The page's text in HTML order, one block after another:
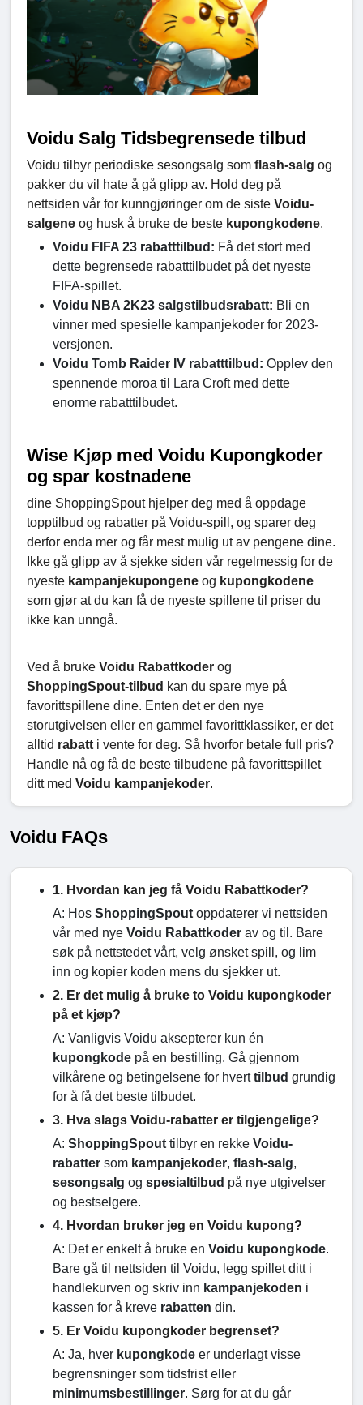
Voidu Salg Tidsbegrensede tilbud
Voidu tilbyr periodiske sesongsalg som flash-salg og
pakker du vil hate å gå glipp av. Hold deg på
nettsiden vår for kunngjøringer om de siste Voidu-
salgene og husk å bruke de beste kupongkodene.
Voidu FIFA 23 rabatttilbud: Få det stort med
dette begrensede rabatttilbudet på det nyeste
FIFA-spillet.
Voidu NBA 2K23 salgstilbudsrabatt: Bli en
vinner med spesielle kampanjekoder for 2023-
versjonen.
Voidu Tomb Raider IV rabatttilbud: Opplev den
spennende moroa til Lara Croft med dette
enorme rabatttilbudet.
Wise Kjøp med Voidu Kupongkoder
og spar kostnadene
dine ShoppingSpout hjelper deg med å oppdage
topptilbud og rabatter på Voidu-spill, og sparer deg
derfor enda mer og får mest mulig ut av pengene dine.
Ikke gå glipp av å sjekke siden vår regelmessig for de
nyeste kampanjekupongene og kupongkodene
som gjør at du kan få de nyeste spillene til priser du
ikke kan unngå.
Ved å bruke Voidu Rabattkoder og
ShoppingSpout-tilbud kan du spare mye på
favorittspillene dine. Enten det er den nye
storutgivelsen eller en gammel favorittklassiker, er det
alltid rabatt i vente for deg. Så hvorfor betale full pris?
Handle nå og få de beste tilbudene på favorittspillet
ditt med Voidu kampanjekoder.
Voidu FAQs
1. Hvordan kan jeg få Voidu Rabattkoder?
A: Hos ShoppingSpout oppdaterer vi nettsiden
vår med nye Voidu Rabattkoder av og til. Bare
søk på nettstedet vårt, velg ønsket spill, og lim
inn og kopier koden mens du sjekker ut.
2. Er det mulig å bruke to Voidu kupongkoder
på et kjøp?
A: Vanligvis Voidu aksepterer kun én
kupongkode på en bestilling. Gå gjennom
vilkårene og betingelsene for hverttilbud grundig
for å få det beste tilbudet.
3. Hva slags Voidu-rabatter er tilgjengelige?
A: ShoppingSpout tilbyr en rekke Voidu-
rabatter som kampanjekoder, flash-salg,
sesongsalg og spesialtilbud på nye utgivelser
og bestselgere.
4. Hvordan bruker jeg en Voidu kupong?
A: Det er enkelt å bruke en Voidu kupongkode.
Bare gå til nettsiden til Voidu, legg spillet ditt i
handlekurven og skriv inn kampanjekoden i
kassen for å kreve rabatten din.
5. Er Voidu kupongkoder begrenset?
A: Ja, hver kupongkode er underlagt visse
begrensninger som tidsfrist eller
minimumsbestillinger. Sørg for at du går